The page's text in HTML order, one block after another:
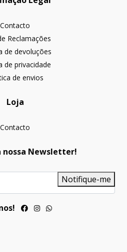
Contacto
Reclamações
de devoluções
de privacidade
de envios
Loja
Contacto
nossa Newsletter!
Notifique-me